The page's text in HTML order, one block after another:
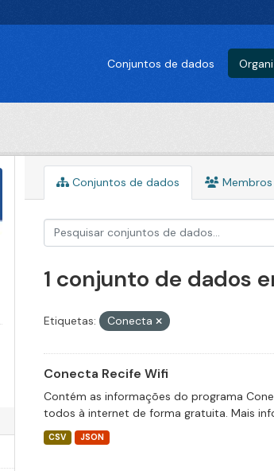
Conjuntos de dados
Conjuntos de dados Membros
1 conjunto de dados
Etiquetas: Conecta
Conecta Recife Wifi
Contém as informações do programa
todos à internet de forma gratuita. Mais
CSV JSON